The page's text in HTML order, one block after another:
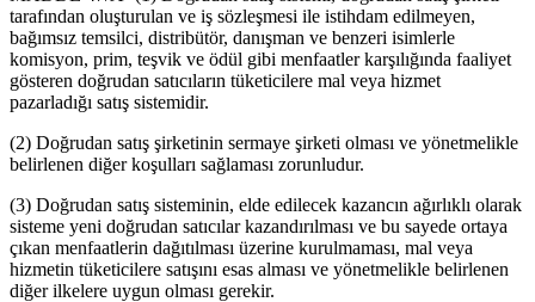
tarafından oluşturulan ve iş sözleşmesi ile istihdam edilmeyen,
bağımsız temsilci, distribütör, danışman ve benzeri isimlerle
komisyon, prim, teşvik ve ödül gibi menfaatler karşılığında faaliyet
gösteren doğrudan satıcıların tüketicilere mal veya hizmet
pazarladığı satış sistemidir.
(2) Doğrudan satış şirketinin sermaye şirketi olması ve yönetmelikle
belirlenen diğer koşulları sağlaması zorunludur.
(3) Doğrudan satış sisteminin, elde edilecek kazancın ağırlıklı olarak
sisteme yeni doğrudan satıcılar kazandırılması ve bu sayede ortaya
çıkan menfaatlerin dağıtılması üzerine kurulmaması, mal veya
hizmetin tüketicilere satışını esas alması ve yönetmelikle belirlenen
diğer ilkelere uygun olması gerekir.